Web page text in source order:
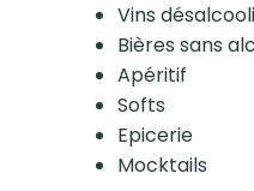
Vins
Bières sans
Apéritif
Softs
Epicerie
Mocktails